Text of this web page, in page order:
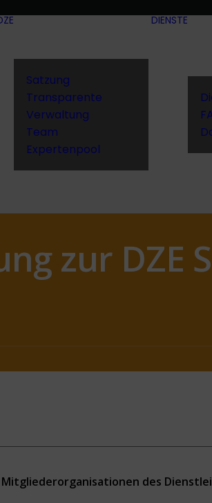
Satzung
Transparente
Verwaltung
Team
Expertenpool
DIENSTE
zur DZE
des